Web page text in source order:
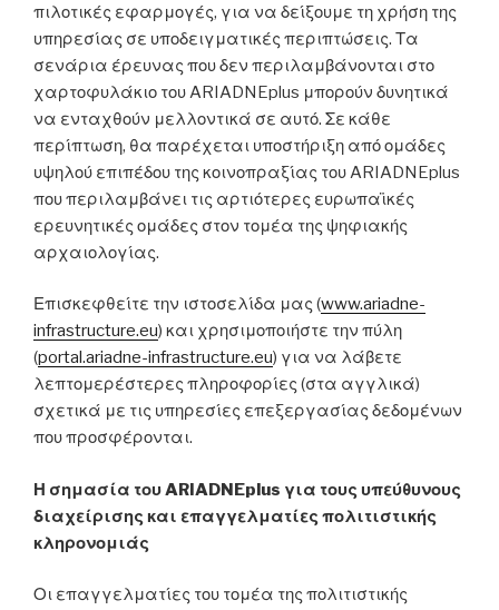
πιλοτικές εφαρμογές, για να δείξουμε τη χρήση της
υπηρεσίας σε υποδειγματικές περιπτώσεις. Τα
σενάρια έρευνας που δεν περιλαμβάνονται στο
χαρτοφυλάκιο του ARIADNEplus μπορούν δυνητικά
να ενταχθούν μελλοντικά σε αυτό. Σε κάθε
περίπτωση, θα παρέχεται υποστήριξη από ομάδες
υψηλού επιπέδου της κοινοπραξίας του ARIADNEplus
που περιλαμβάνει τις αρτιότερες ευρωπαϊκές
ερευνητικές ομάδες στον τομέα της ψηφιακής
αρχαιολογίας.
Επισκεφθείτε την ιστοσελίδα μας (www.ariadne-
infrastructure.eu) και χρησιμοποιήστε την πύλη
(portal.ariadne-infrastructure.eu) για να λάβετε
λεπτομερέστερες πληροφορίες (στα αγγλικά)
σχετικά με τις υπηρεσίες επεξεργασίας δεδομένων
που προσφέρονται.
Η σημασία του ARIADNEplus για τους υπεύθυνους
διαχείρισης και επαγγελματίες πολιτιστικής
κληρονομιάς
Οι επαγγελματίες του τομέα της πολιτιστικής